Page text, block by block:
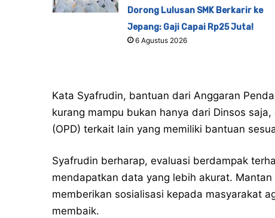
Dorong Lulusan SMK Berkarir ke
Jepang: Gaji Capai Rp25 Juta!
6 Agustus 2026
Kata Syafrudin, bantuan dari Anggaran
kurang mampu bukan hanya dari Dinsos
(OPD) terkait lain yang memiliki bantuan
Syafrudin berharap, evaluasi berdampak
mendapatkan data yang lebih akurat.
memberikan sosialisasi kepada masyarakat
membaik.